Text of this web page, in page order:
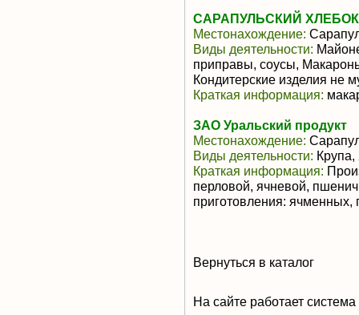
САРАПУЛЬСКИЙ
Местонахождение:
Виды деятельности:
приправы, соусы,
Кондитерские изделия не
Краткая информация:
ЗАО Уральский продукт
Местонахождение:
Виды деятельности:
Краткая информация:
перловой, ячневой,
приготовления:
Вернуться в каталог
На сайте работает